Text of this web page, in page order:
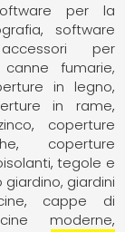
per la
software
accessori per
canne fumarie,
in legno
in rame
coperture
coperture
tegole e
giardini
cappe di
moderne